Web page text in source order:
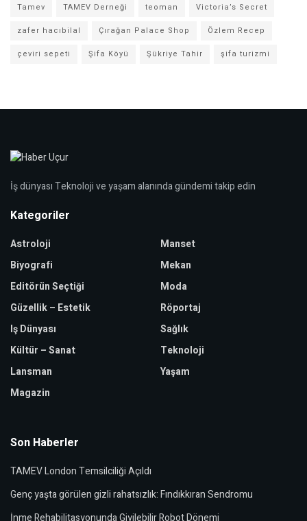
Tamev
TAMEV Derneği teoman
Victoria’s Secret
zafer hacıbilal
Çırağan Palace Shop
Özlem Recep
çeviri sepeti
Şifa Köyü Şükriye Tahir şifa turizmi
İş dünyası Teknoloji ve yaşam alanında gündemi takip edin
Kategoriler
Astroloji
Biyografi
Editörün Seçtiği
Güzellik – Estetik
Iş Dünyası
Kültür – Sanat
Lansman
Magazin
Manset
Mekan
Moda
Röportaj
Sağlık
Teknoloji
Yaşam
Son Haberler
TAMEV London Temsilciliği Açıldı
Genç yaşta görülen gizli rahatsızlık: Fındıkkıran Sendromu
İnme Rehabilitasyonunda Giyilebilir Robot Dönemi